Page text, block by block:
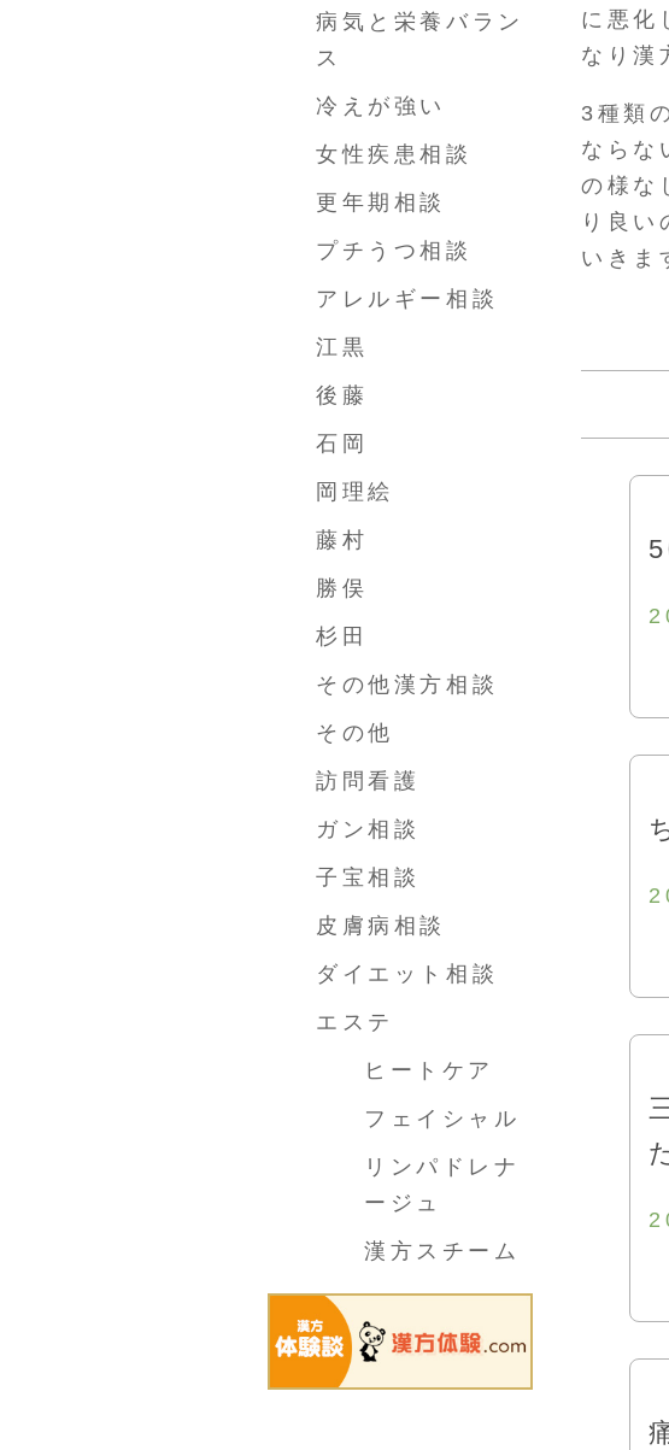
に悪化
なり漢
3種類
ならな
の様な
り良い
いきま
病気と栄養バラン
ス
冷えが強い
女性疾患相談
更年期相談
プチうつ相談
アレルギー相談
江黒
後藤
石岡
岡理絵
藤村
勝俣
杉田
その他漢方相談
その他
訪問看護
ガン相談
子宝相談
皮膚病相談
ダイエット相談
エステ
ヒートケア
フェイシャル
リンパドレナ
ージュ
漢方スチーム